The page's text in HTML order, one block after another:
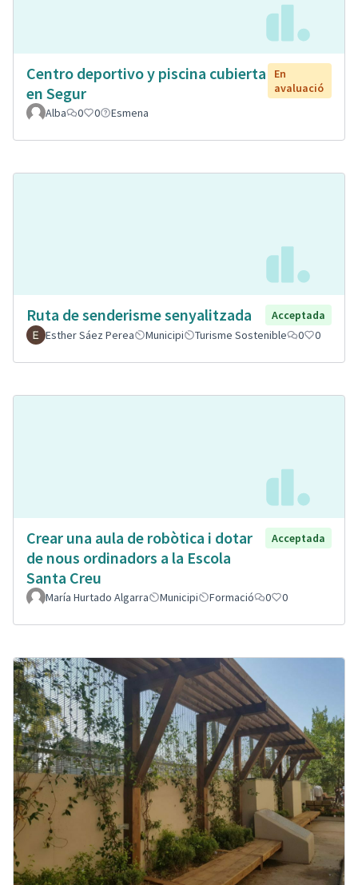
Centro deportivo y piscina cubierta
en Segur
En
avaluació
Alba
0 0 Esmena
Ruta de senderisme senyalitzada
Acceptada
Esther Sáez Perea
Municipi Turisme Sostenible 0 0
Crear una aula de robòtica i dotar
de nous ordinadors a la Escola
Santa Creu
Acceptada
María Hurtado Algarra Municipi Formació 0 0